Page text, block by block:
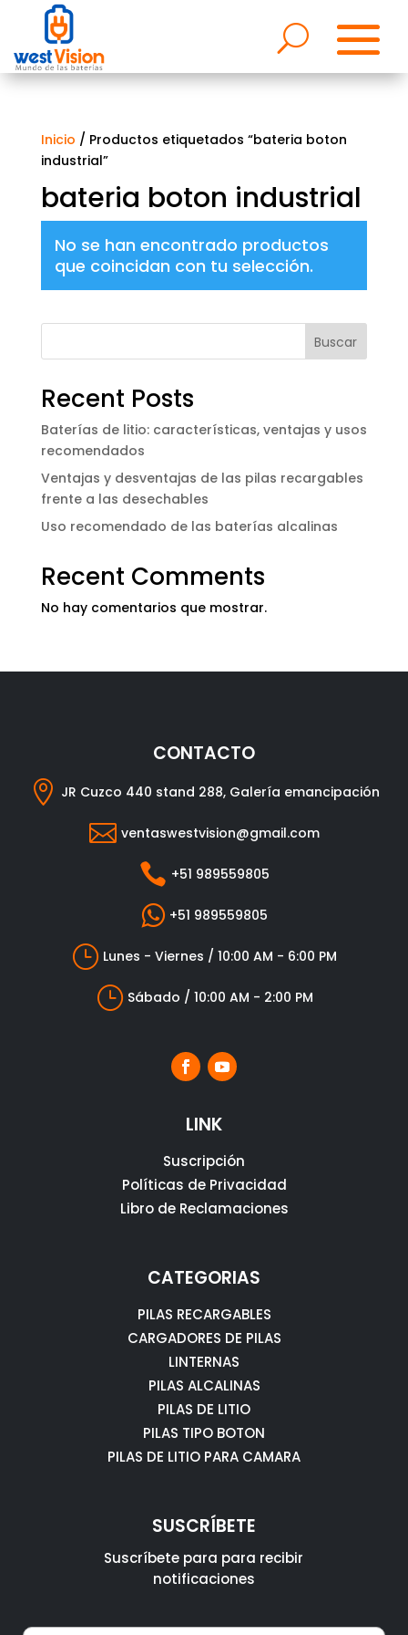
Inicio / Productos etiquetados “bateria boton
industrial”
bateria boton industrial
No se han encontrado productos
que coincidan con tu selección.
Buscar
Recent Posts
Baterías de litio: características, ventajas y usos
recomendados
Ventajas y desventajas de las pilas recargables
frente a las desechables
Uso recomendado de las baterías alcalinas
Recent Comments
No hay comentarios que mostrar.
CONTACTO
 JR Cuzco 440 stand 288, Galería emancipación
 ventaswestvision@gmail.com
 +51 989559805
 +51 989559805
} Lunes - Viernes / 10:00 AM - 6:00 PM
} Sábado / 10:00 AM - 2:00 PM
LINK
Suscripción
Políticas de Privacidad
Libro de Reclamaciones
CATEGORIAS
PILAS RECARGABLES
CARGADORES DE PILAS
LINTERNAS
PILAS ALCALINAS
PILAS DE LITIO
PILAS TIPO BOTON
PILAS DE LITIO PARA CAMARA
SUSCRÍBETE
Suscríbete para para recibir
notificaciones